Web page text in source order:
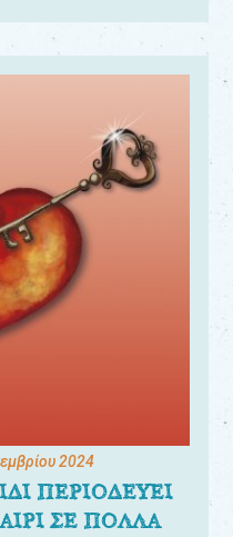
2024
ΠΕΡΙΟΔΕΥΕΙ
ΣΕ ΠΟΛΛΑ